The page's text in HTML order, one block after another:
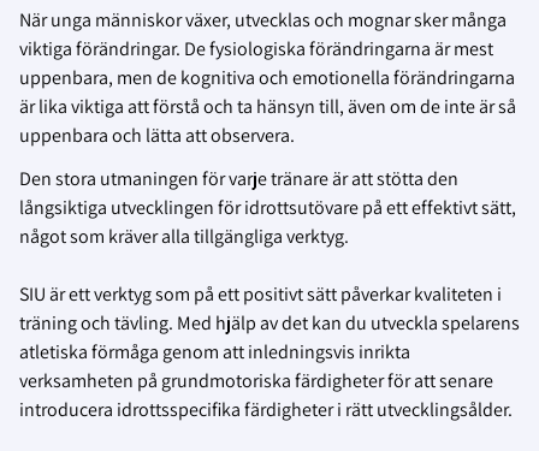
När unga människor växer, utvecklas och mognar sker många
viktiga förändringar. De fysiologiska förändringarna är mest
uppenbara, men de kognitiva och emotionella förändringarna
är lika viktiga att förstå och ta hänsyn till, även om de inte är så
uppenbara och lätta att observera.
Den stora utmaningen för varje tränare är att stötta den
långsiktiga utvecklingen för idrottsutövare på ett effektivt sätt,
något som kräver alla tillgängliga verktyg.
SIU är ett verktyg som på ett positivt sätt påverkar kvaliteten i
träning och tävling. Med hjälp av det kan du utveckla spelarens
atletiska förmåga genom att inledningsvis inrikta
verksamheten på grundmotoriska färdigheter för att senare
introducera idrottsspecifika färdigheter i rätt utvecklingsålder.